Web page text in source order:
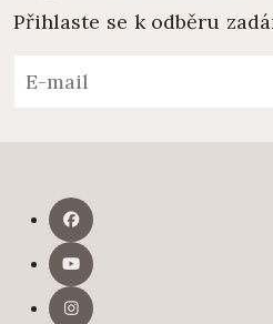
Přihlaste se k odběru